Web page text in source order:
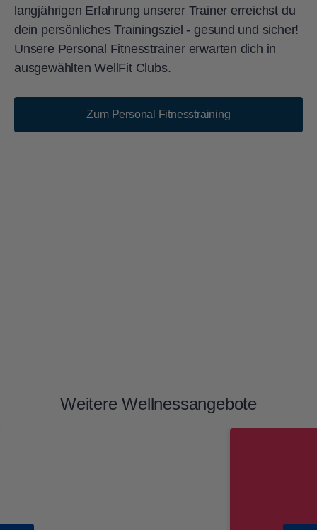
langjährigen Erfahrung unserer Trainer erreichst du
dein persönliches Trainingsziel - gesund und sicher!
Unsere Personal Fitnesstrainer erwarten dich in
ausgewählten WellFit Clubs.
Zum Personal Fitnesstraining
Weitere Wellnessangebote